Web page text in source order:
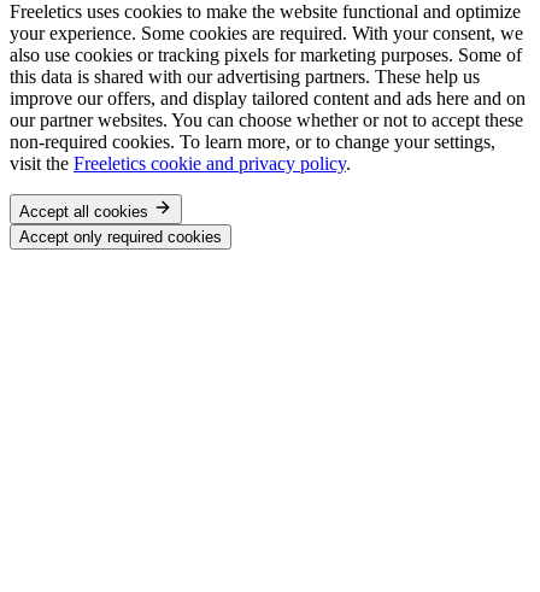
Freeletics uses cookies to make the website functional and optimize
your experience. Some cookies are required. With your consent, we
also use cookies or tracking pixels for marketing purposes. Some of
this data is shared with our advertising partners. These help us
improve our offers, and display tailored content and ads here and on
our partner websites. You can choose whether or not to accept these
non-required cookies. To learn more, or to change your settings,
visit the Freeletics cookie and privacy policy.
Accept all cookies
Accept only required cookies